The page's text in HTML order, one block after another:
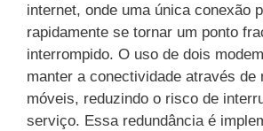
internet, onde uma única conexão
rapidamente se tornar um ponto
interrompido. O uso de dois
manter a conectividade através de
móveis, reduzindo o risco de
serviço. Essa redundância é